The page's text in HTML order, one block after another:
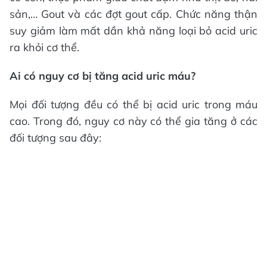
sản,… Gout và các đợt gout cấp. Chức năng thận
suy giảm làm mất dần khả năng loại bỏ acid uric
ra khỏi cơ thể.
Ai có nguy cơ bị tăng acid uric máu?
Mọi đối tượng đều có thể bị acid uric trong máu
cao. Trong đó, nguy cơ này có thể gia tăng ở các
đối tượng sau đây: